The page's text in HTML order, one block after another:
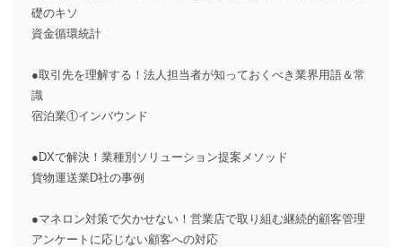
礎のキソ
資金循環統計
●取引先を理解する！法人担当者が知っておくべき業界用語＆常
識
宿泊業①インバウンド
●DXで解決！業種別ソリューション提案メソッド
貨物運送業D社の事例
●マネロン対策で欠かせない！営業店で取り組む継続的顧客管理
アンケートに応じない顧客への対応